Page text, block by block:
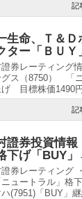
記
生命、Ｔ＆
ター「ＢＵＹ
證券レーティング
グス（8750） 「
げ 目標株価1490
記
證券投資情
下げ「BUY
券レーティング
ュートラル」格
ハ(7951)「BUY」